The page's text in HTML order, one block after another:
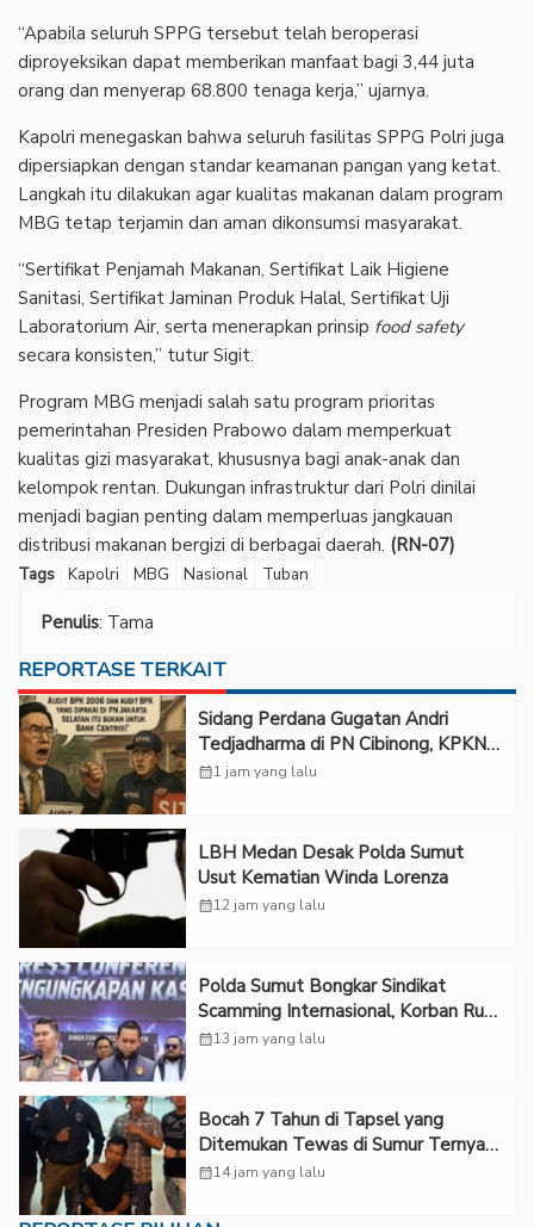
‎“Apabila seluruh SPPG tersebut telah beroperasi
diproyeksikan dapat memberikan manfaat bagi 3,44 juta
orang dan menyerap 68.800 tenaga kerja,” ujarnya.
‎Kapolri menegaskan bahwa seluruh fasilitas SPPG Polri juga
dipersiapkan dengan standar keamanan pangan yang ketat.
Langkah itu dilakukan agar kualitas makanan dalam program
MBG tetap terjamin dan aman dikonsumsi masyarakat.
‎“Sertifikat Penjamah Makanan, Sertifikat Laik Higiene
Sanitasi, Sertifikat Jaminan Produk Halal, Sertifikat Uji
Laboratorium Air, serta menerapkan prinsip food safety
secara konsisten,” tutur Sigit.
‎Program MBG menjadi salah satu program prioritas
pemerintahan Presiden Prabowo dalam memperkuat
kualitas gizi masyarakat, khususnya bagi anak-anak dan
kelompok rentan. Dukungan infrastruktur dari Polri dinilai
menjadi bagian penting dalam memperluas jangkauan
distribusi makanan bergizi di berbagai daerah. (RN-07)
Tags Kapolri MBG Nasional Tuban
Penulis: Tama
REPORTASE TERKAIT
Sidang Perdana Gugatan Andri
Tedjadharma di PN Cibinong, KPKNL
dan PUPN Mangkir
calendar_month1 jam yang lalu
LBH Medan Desak Polda Sumut
Usut Kematian Winda Lorenza
calendar_month12 jam yang lalu
Polda Sumut Bongkar Sindikat
Scamming Internasional, Korban Rugi
Rp6,7 Miliar
calendar_month13 jam yang lalu
Bocah 7 Tahun di Tapsel yang
Ditemukan Tewas di Sumur Ternyata
Korban Kekerasan Seksual
calendar_month14 jam yang lalu